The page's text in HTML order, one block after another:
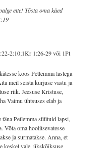
ette! Tõsta oma käed
2:10;1Kr 1:26-29 või 1Pt
koos Petlemma lastega
meil seista kurjuse vastu ja
riik. Jeesuse Kristuse,
Vaimu ühtsuses elab ja
Petlemma süütuid lapsi,
Võta oma hoolitsevatesse
ja surmatakse. Anna, et
keskel vale, ükskõiksuse,